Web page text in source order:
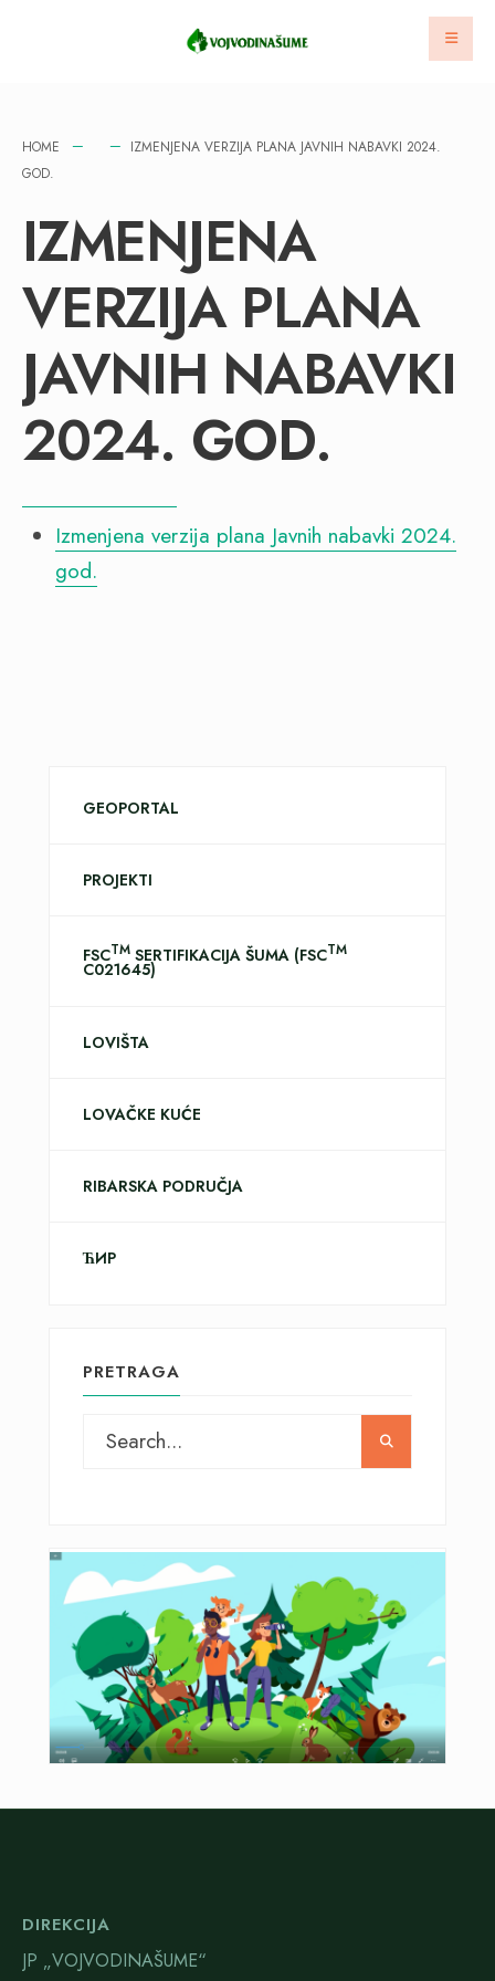
HOME
IZMENJENA VERZIJA PLANA JAVNIH NABAVKI 2024.
GOD.
IZMENJENA
VERZIJA PLANA
JAVNIH NABAVKI
2024. GOD.
Izmenjena verzija plana Javnih nabavki 2024.
god.
GEOPORTAL
PROJEKTI
FSCTM SERTIFIKACIJA ŠUMA (FSCTM
C021645)
LOVIŠTA
LOVAČKE KUĆE
RIBARSKA PODRUČJA
ЋИР
PRETRAGA
DIREKCIJA
JP „VOJVODINAŠUME“